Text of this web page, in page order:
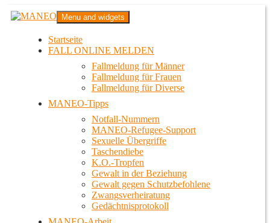
Zum
InhaltMANEO
Das schwule Anti-Gewalt-Projekt in Berlin
Menu and widgets
Startseite
FALL ONLINE MELDEN
Fallmeldung für Männer
Fallmeldung für Frauen
Fallmeldung für Diverse
MANEO-Tipps
Notfall-Nummern
MANEO-Refugee-Support
Sexuelle Übergriffe
Taschendiebe
K.O.-Tropfen
Gewalt in der Beziehung
Gewalt gegen Schutzbefohlene
Zwangsverheiratung
Gedächtnisprotokoll